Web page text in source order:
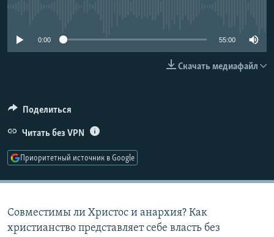
ПОДПИШИТЕСЬ НА РАССЫЛКУ
Все сайты РСЕ/РС
0:00 55:00
Скачать медиафайл
Поделиться
Читать без VPN
Приоритетный источник в Google
Совместимы ли Христос и анархия? Как
христианство представляет себе власть без